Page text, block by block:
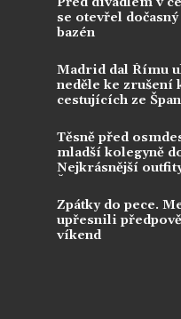
se otevřel
bazén
Madrid dal Římu
neděle ke zrušení
cestujících ze
Těsně před
mladší kolegyně
Nejkrásnější
Zpátky do pece.
upřesnili
víkend